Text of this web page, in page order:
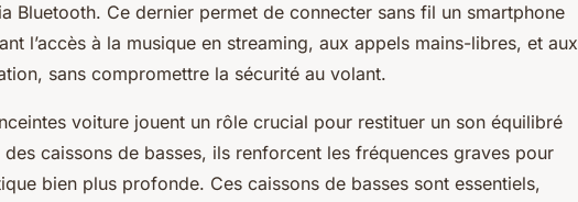
Bluetooth. Ce dernier permet de connecter sans fil un smartphone
l’accès à la musique en streaming, aux appels mains-libres, et aux
sans compromettre la sécurité au volant.
voiture jouent un rôle crucial pour restituer un son équilibré
caissons de basses, ils renforcent les fréquences graves pour
bien plus profonde. Ces caissons de basses sont essentiels,